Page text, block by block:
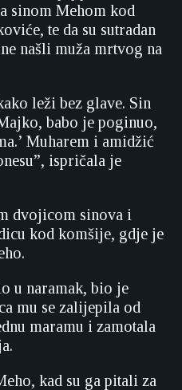
sinom Mehom kod
te da su sutradan
našli muža mrtvog na
leži bez glave. Sin
babo je poginuo,
Muharem i amidžić
ispričala je
dvojicom sinova i
kod komšije, gdje je
u naramak, bio je
mu se zalijepila od
maramu i zamotala
kad su ga pitali za